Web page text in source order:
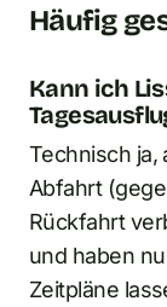
Häufig
Kann ich
Technisch ja,
Abfahrt
Rückfahrt
und haben
Zeitpläne